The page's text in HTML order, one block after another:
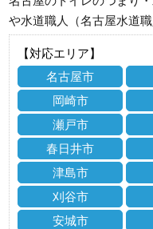
や水道職人（名古屋水道職
【対応エリア】
名古屋市
岡崎市
瀬戸市
春日井市
津島市
刈谷市
安城市